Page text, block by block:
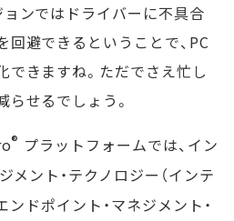
ョンではドライバーに不具合
避できるということで、PC
できますね。ただでさえ忙し
せるでしょう。
® プラットフォームでは、イン
メント・テクノロジー（インテ
ンドポイント・マネジメント・